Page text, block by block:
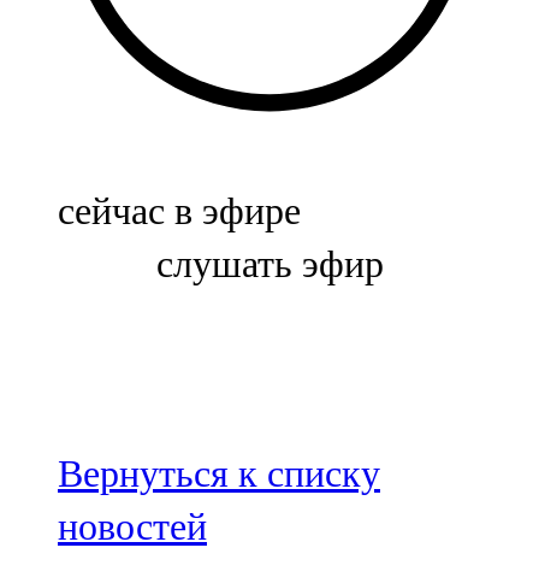
107,5 FM
Биләр
Болгар
100,3 FM
Зәй
106,6 FM
сейчас в эфире
слушать эфир
Вернуться к списку
новостей